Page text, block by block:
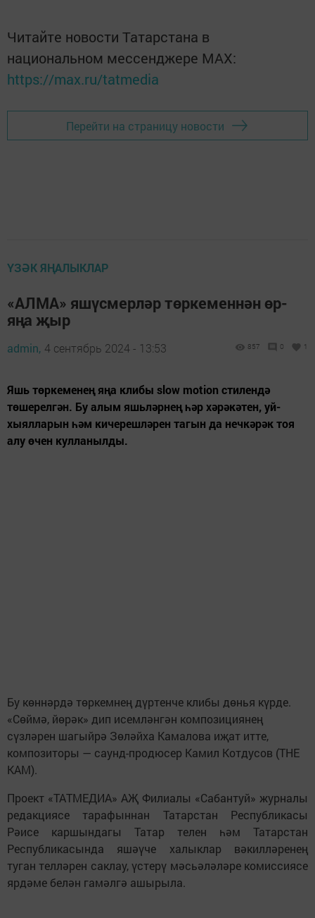
Читайте новости Татарстана в
национальном мессенджере MАХ:
https://max.ru/tatmedia
Перейти на страницу новости
ҮЗӘК ЯҢАЛЫКЛАР
«АЛМА» яшүсмерләр төркеменнән өр-
яңа җыр
admin, 4 сентябрь 2024 - 13:53 857 0 1
Яшь төркеменең яңа клибы slow motion стилендә
төшерелгән. Бу алым яшьләрнең һәр хәрәкәтен, уй-
хыялларын һәм кичерешләрен тагын да нечкәрәк тоя
алу өчен кулланылды.
Бу көннәрдә төркемнең дүртенче клибы дөнья күрде.
«Сөймә, йөрәк» дип исемләнгән композициянең
сүзләрен шагыйрә Зөләйха Камалова иҗат итте,
композиторы — саунд-продюсер Камил Котдусов (THE
KAM).
Проект «ТАТМЕДИА» АҖ Филиалы «Сабантуй» журналы
редакциясе тарафыннан Татарстан Республикасы
Рәисе каршындагы Татар телен һәм Татарстан
Республикасында яшәүче халыклар вәкилләренең
туган телләрен саклау, үстерү мәсьәләләре комиссиясе
ярдәме белән гамәлгә ашырыла.